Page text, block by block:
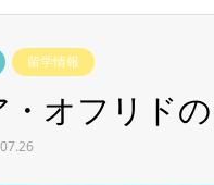
留学情報
オフリド